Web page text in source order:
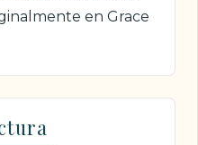
en Grace